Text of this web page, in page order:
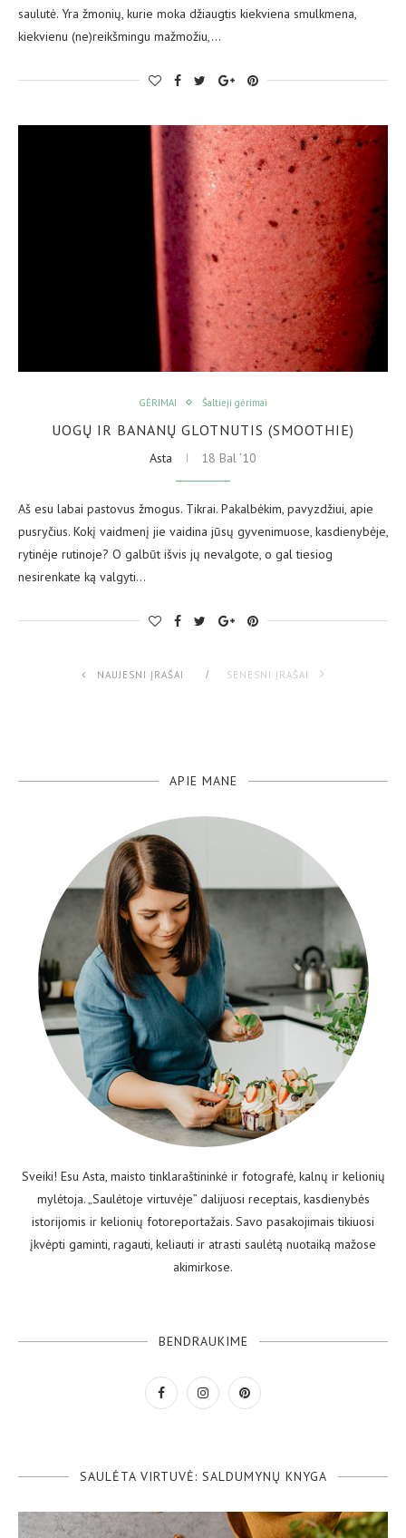
saulutė. Yra žmonių, kurie moka džiaugtis kiekviena smulkmena,
kiekvienu (ne)reikšmingu mažmožiu,…
GĖRIMAI Šaltieji gėrimai
UOGŲ IR BANANŲ GLOTNUTIS (SMOOTHIE)
Asta 18 Bal ’10
Aš esu labai pastovus žmogus. Tikrai. Pakalbėkim, pavyzdžiui, apie
pusryčius. Kokį vaidmenį jie vaidina jūsų gyvenimuose, kasdienybėje,
rytinėje rutinoje? O galbūt išvis jų nevalgote, o gal tiesiog
nesirenkate ką valgyti…
NAUJESNI ĮRAŠAI SENESNI ĮRAŠAI
APIE MANE
Sveiki! Esu Asta, maisto tinklaraštininkė ir fotografė, kalnų ir kelionių
mylėtoja. „Saulėtoje virtuvėje” dalijuosi receptais, kasdienybės
istorijomis ir kelionių fotoreportažais. Savo pasakojimais tikiuosi
įkvėpti gaminti, ragauti, keliauti ir atrasti saulėtą nuotaiką mažose
akimirkose.
BENDRAUKIME
SAULĖTA VIRTUVĖ: SALDUMYNŲ KNYGA